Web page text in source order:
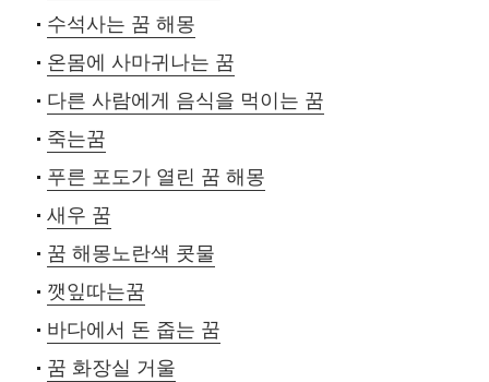
수석사는 꿈 해몽
온몸에 사마귀나는 꿈
다른 사람에게 음식을 먹이는 꿈
죽는꿈
푸른 포도가 열린 꿈 해몽
새우 꿈
꿈 해몽노란색 콧물
깻잎따는꿈
바다에서 돈 줍는 꿈
꿈 화장실 거울